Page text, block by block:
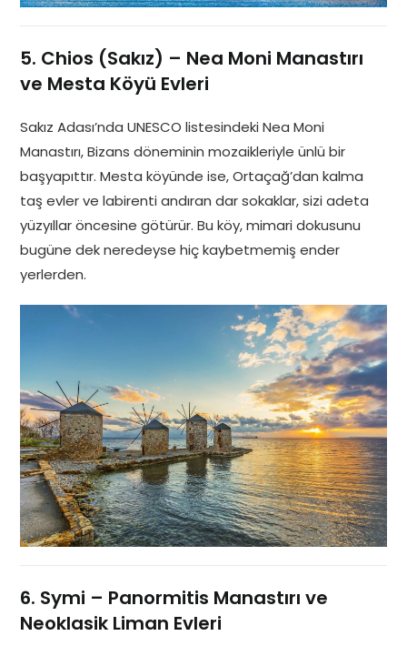
5. Chios (Sakız) – Nea Moni Manastırı
ve Mesta Köyü Evleri
Sakız Adası’nda UNESCO listesindeki Nea Moni
Manastırı, Bizans döneminin mozaikleriyle ünlü bir
başyapıttır. Mesta köyünde ise, Ortaçağ’dan kalma
taş evler ve labirenti andıran dar sokaklar, sizi adeta
yüzyıllar öncesine götürür. Bu köy, mimari dokusunu
bugüne dek neredeyse hiç kaybetmemiş ender
yerlerden.
6. Symi – Panormitis Manastırı ve
Neoklasik Liman Evleri